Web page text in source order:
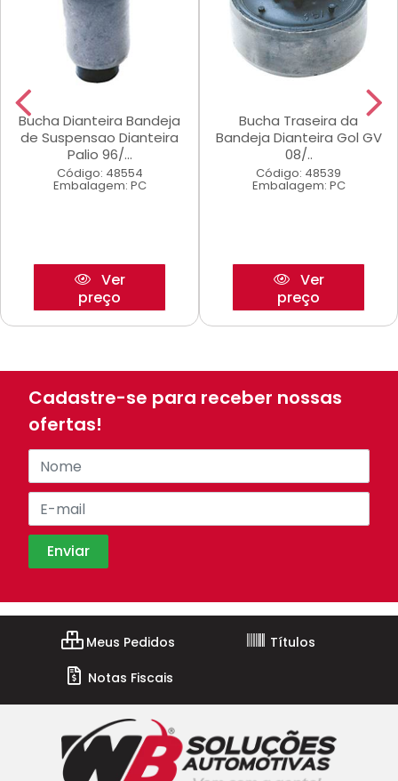
Bucha Dianteira Bandeja
de Suspensao Dianteira
Palio 96/...
Código: 48554
Embalagem: PC
Ver
preço
Bucha Traseira da
Bandeja Dianteira Gol GV
08/..
Código: 48539
Embalagem: PC
Ver
preço
Cadastre-se para receber nossas
ofertas!
Meus Pedidos
Títulos
Notas Fiscais